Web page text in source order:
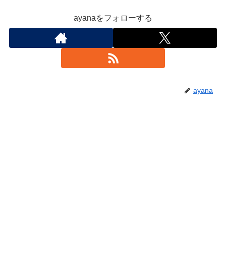
ayanaをフォローする
ayana